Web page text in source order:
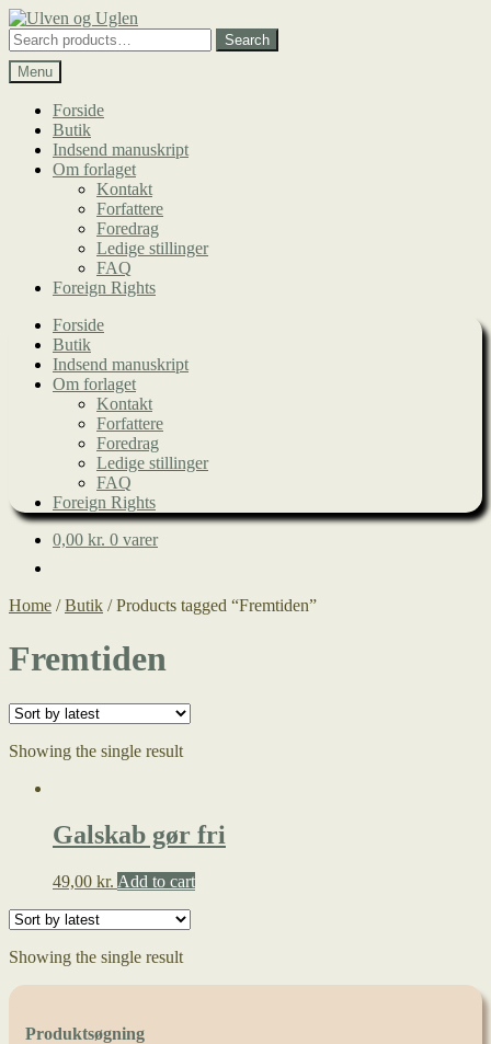
Spring
til
navigation
Spring
til
indhold
Search
for:
Search
Menu
Forside
Butik
Indsend manuskript
Om forlaget
Kontakt
Forfattere
Foredrag
Ledige stillinger
FAQ
Foreign Rights
Forside
Butik
Indsend manuskript
Om forlaget
Kontakt
Forfattere
Foredrag
Ledige stillinger
FAQ
Foreign Rights
0,00 kr. 0 varer
Home /Butik /Products tagged “Fremtiden”
Fremtiden
Showing the single result
Galskab gør fri
49,00 kr. Add to cart
Showing the single result
Produktsøgning